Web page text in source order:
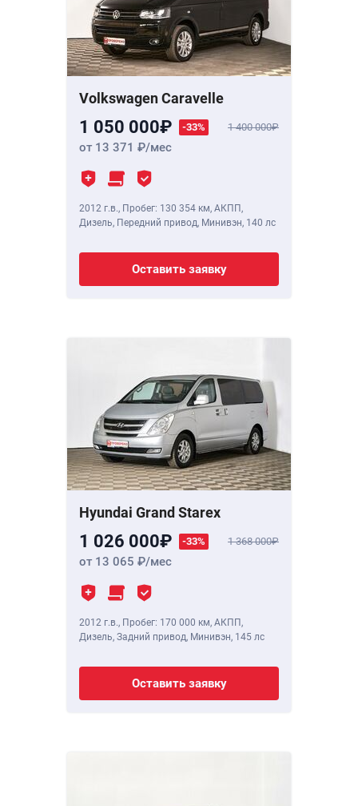
Volkswagen Caravelle
1 050 000 -33% 1 400 000
от 13 371 /мес
2012 г.в., Пробег: 130 354 км, АКПП,
Дизель, Передний привод, Минивэн, 140 лс
Оставить заявку
Hyundai Grand Starex
1 026 000 -33% 1 368 000
от 13 065 /мес
2012 г.в., Пробег: 170 000 км, АКПП,
Дизель, Задний привод, Минивэн, 145 лс
Оставить заявку